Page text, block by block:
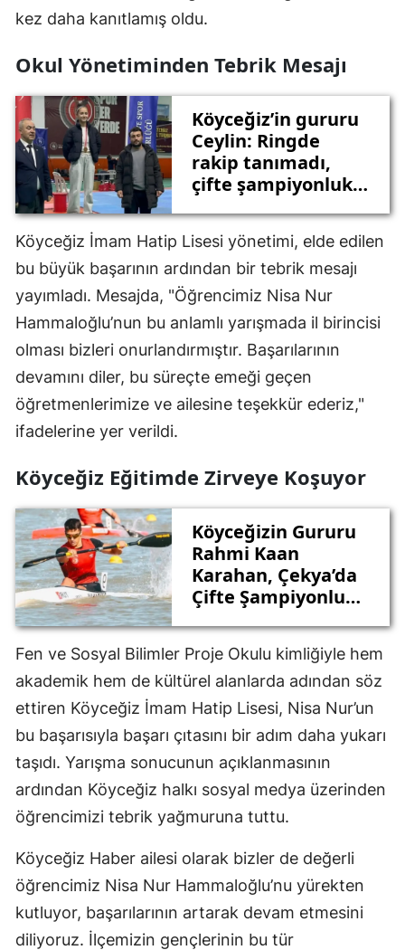
kez daha kanıtlamış oldu.
Okul Yönetiminden Tebrik Mesajı
Köyceğiz’in gururu
Ceylin: Ringde
rakip tanımadı,
çifte şampiyonlukla
Köyceğiz İmam Hatip Lisesi yönetimi, elde edilen
bu büyük başarının ardından bir tebrik mesajı
yayımladı. Mesajda, "Öğrencimiz Nisa Nur
Hammaloğlu’nun bu anlamlı yarışmada il birincisi
olması bizleri onurlandırmıştır. Başarılarının
devamını diler, bu süreçte emeği geçen
öğretmenlerimize ve ailesine teşekkür ederiz,"
ifadelerine yer verildi.
Köyceğiz Eğitimde Zirveye Koşuyor
Köyceğizin Gururu
Rahmi Kaan
Karahan, Çekya’da
Çifte Şampiyonluk
Fen ve Sosyal Bilimler Proje Okulu kimliğiyle hem
akademik hem de kültürel alanlarda adından söz
ettiren Köyceğiz İmam Hatip Lisesi, Nisa Nur’un
bu başarısıyla başarı çıtasını bir adım daha yukarı
taşıdı. Yarışma sonucunun açıklanmasının
ardından Köyceğiz halkı sosyal medya üzerinden
öğrencimizi tebrik yağmuruna tuttu.
Köyceğiz Haber ailesi olarak bizler de değerli
öğrencimiz Nisa Nur Hammaloğlu’nu yürekten
kutluyor, başarılarının artarak devam etmesini
diliyoruz. İlçemizin gençlerinin bu tür